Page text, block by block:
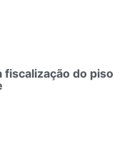
fiscalização do piso